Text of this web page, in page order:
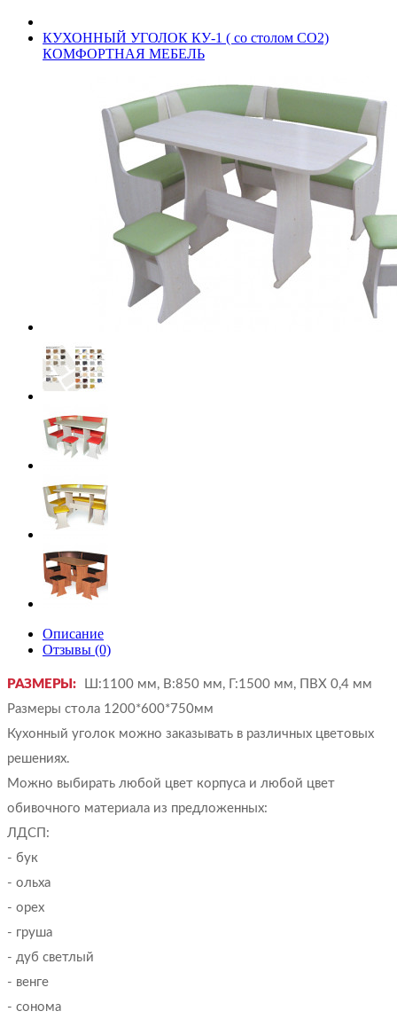
КУХОННЫЙ УГОЛОК КУ-1 ( со столом СО2)
КОМФОРТНАЯ МЕБЕЛЬ
Описание
Отзывы (0)
РАЗМЕРЫ:
Ш:1100 мм, В:850 мм, Г:1500 мм, ПВХ 0,4 мм
Размеры стола 1200*600*750мм
Кухонный уголок можно заказывать в различных цветовых
решениях.
Можно выбирать любой цвет корпуса и любой цвет
обивочного материала из предложенных:
ЛДСП:
- бук
- ольха
- орех
- груша
- дуб светлый
- венге
- сонома